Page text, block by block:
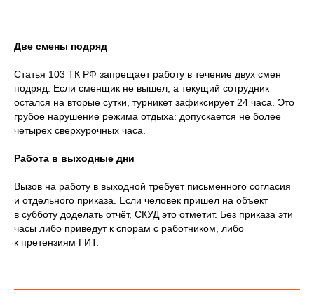
Две смены подряд
Статья 103 ТК РФ запрещает работу в течение двух смен
подряд. Если сменщик не вышел, а текущий сотрудник
остался на вторые сутки, турникет зафиксирует 24 часа. Это
грубое нарушение режима отдыха: допускается не более
четырех сверхурочных часа.
Работа в выходные дни
Вызов на работу в выходной требует письменного согласия
и отдельного приказа. Если человек пришел на объект
в субботу доделать отчёт, СКУД это отметит. Без приказа эти
часы либо приведут к спорам с работником, либо
к претензиям ГИТ.